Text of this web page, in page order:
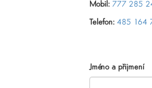
Mobil: 777 285
Telefon: 485 164
Jméno a přijmení